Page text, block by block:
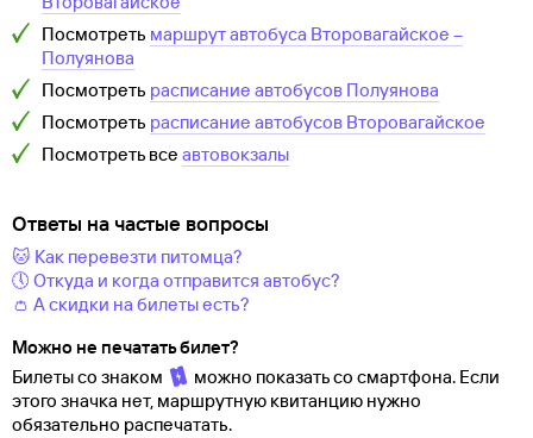
Посмотреть маршрут автобуса Второвагайское –
Полуянова
Посмотреть расписание автобусов Полуянова
Посмотреть расписание автобусов Второвагайское
Посмотреть все автовокзалы
Ответы на частые вопросы
🐱 Как перевезти питомца?
🕔 Откуда и когда отправится автобус?
👛 А скидки на билеты есть?
Можно не печатать билет?
Билеты со знаком
можно показать со смартфона. Если
этого значка нет, маршрутную квитанцию нужно
обязательно распечатать.